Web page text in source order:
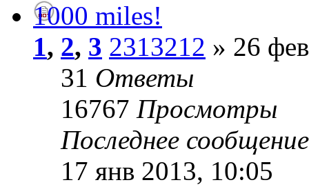
1000 miles!
1, 2, 3 2313212 » 26
31 Ответы
16767 Просмотры
Последнее
17 янв 2013, 10:05